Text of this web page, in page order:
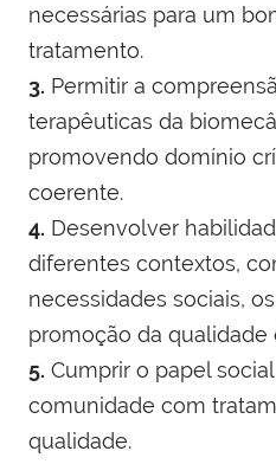
necessárias para um
tratamento.
3. Permitir a
terapêuticas da
promovendo domínio
coerente.
4. Desenvolver
diferentes contextos,
necessidades sociais,
promoção da qualidade
5. Cumprir o papel
comunidade com
qualidade.